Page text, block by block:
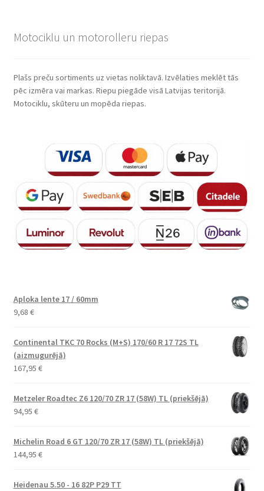
Motociklu un motorolleru riepas
Plašs preču sortiments uz vietas noliktavā. Izvēlaties meklēt tās
pēc izmēra vai markas. Riepu piegāde visā Latvijas teritorijā.
Motociklu, skūteru un mopēda riepas.
Aploka lente 17 / 60mm
9,68 €
Continental TKC 70 Rocks (M+S) 170/60 R 17 72S TL
(aizmugurējā)
167,95 €
Metzeler Roadtec Z6 120/70 ZR 17 (58W) TL (priekšējā)
94,95 €
Michelin Road 6 GT 120/70 ZR 17 (58W) TL (priekšējā)
144,95 €
Heidenau 5.50 - 16 82P P29 TT